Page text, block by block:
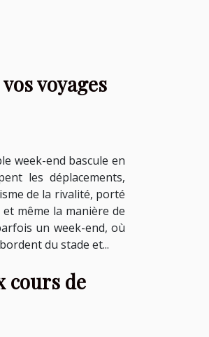
voyages
week-end bascule en
les déplacements,
de la rivalité, porté
même la manière de
un week-end, où
du stade et...
cours de